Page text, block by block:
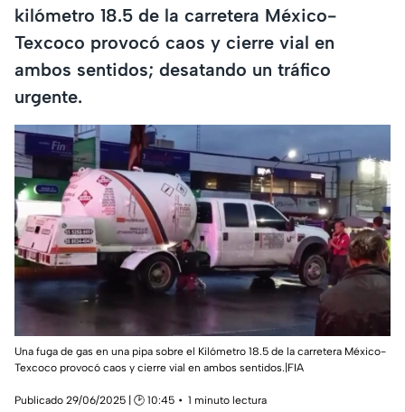
kilómetro 18.5 de la carretera México-
Texcoco provocó caos y cierre vial en
ambos sentidos; desatando un tráfico
urgente.
Una fuga de gas en una pipa sobre el Kilómetro 18.5 de la carretera México-
Texcoco provocó caos y cierre vial en ambos sentidos.|FIA
Publicado 29/06/2025 | 🕑 10:45
1 minuto lectura